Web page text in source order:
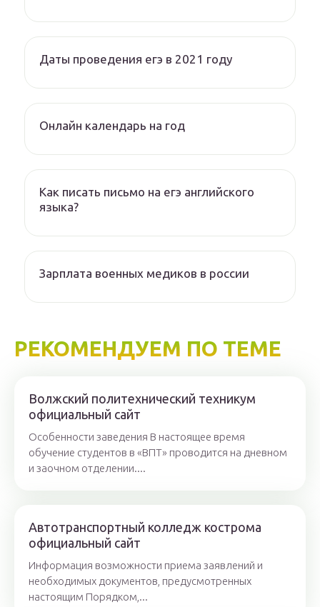
Даты проведения егэ в 2021 году
Онлайн календарь на год
Как писать письмо на егэ английского
языка?
Зарплата военных медиков в россии
РЕКОМЕНДУЕМ ПО ТЕМЕ
Волжский политехнический техникум
официальный сайт
Особенности заведения В настоящее время
обучение студентов в «ВПТ» проводится на дневном
и заочном отделении....
Автотранспортный колледж кострома
официальный сайт
Информация возможности приема заявлений и
необходимых документов, предусмотренных
настоящим Порядком,...